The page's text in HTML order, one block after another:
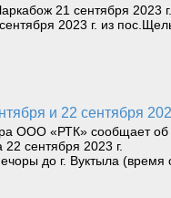
21 сентября 2023
2023 г. из
и 22 сентября
ООО «РТК» сообщает
22 сентября 2023 г.
до г. Вуктыла